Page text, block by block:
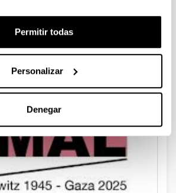
Permitir todas
Personalizar
Denegar
Vitoria-Gasteiz